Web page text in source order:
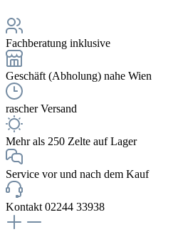
Fachberatung inklusive
Geschäft (Abholung) nahe Wien
rascher Versand
Mehr als 250 Zelte auf Lager
Service vor und nach dem Kauf
Kontakt 02244 33938